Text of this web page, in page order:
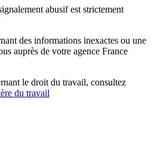
abusif est strictement
des informations inexactes ou une
auprès de votre agence France
le droit du travail, consultez
du travail